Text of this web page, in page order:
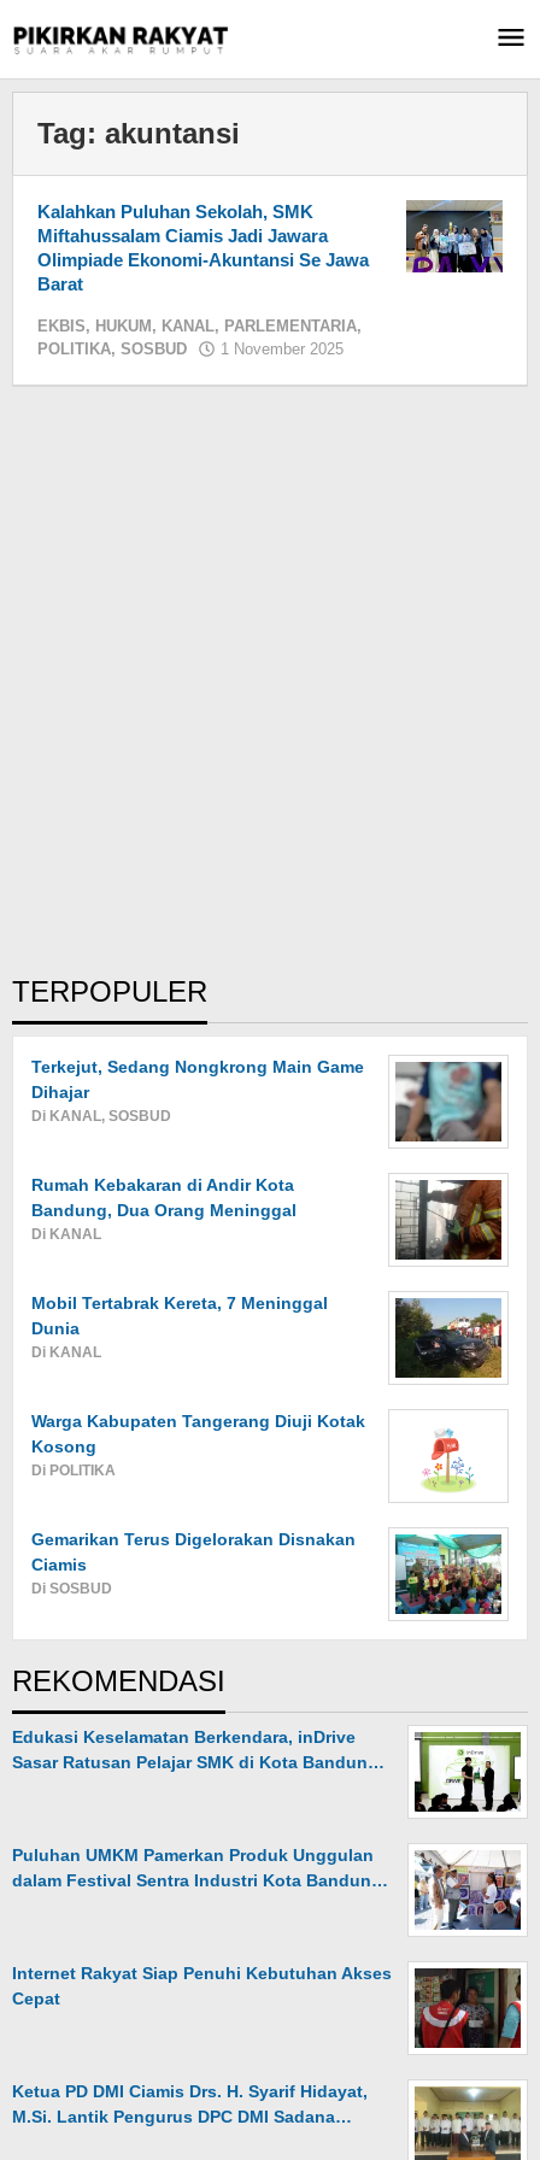
ke
Tag: akuntansi
Kalahkan Puluhan Sekolah, SMK
Miftahussalam Ciamis Jadi Jawara
Olimpiade Ekonomi-Akuntansi Se Jawa
Barat
EKBIS, HUKUM , KANAL, PARLEMENTARIA,
POLITIKA, SOSBUD 1 November 2025
TERPOPULER
Terkejut, Sedang Nongkrong Main Game
Dihajar
Di KANAL, SOSBUD
Rumah Kebakaran di Andir Kota
Bandung, Dua Orang Meninggal
Di KANAL
Mobil Tertabrak Kereta, 7 Meninggal
Dunia
Di KANAL
Warga Kabupaten Tangerang Diuji Kotak
Kosong
Di POLITIKA
Gemarikan Terus Digelorakan Disnakan
Ciamis
Di SOSBUD
REKOMENDASI
Edukasi Keselamatan Berkendara, inDrive
Sasar Ratusan Pelajar SMK di Kota Bandun…
Puluhan UMKM Pamerkan Produk Unggulan
dalam Festival Sentra Industri Kota Bandun…
Internet Rakyat Siap Penuhi Kebutuhan Akses
Cepat
Ketua PD DMI Ciamis Drs. H. Syarif Hidayat,
M.Si. Lantik Pengurus DPC DMI Sadana…